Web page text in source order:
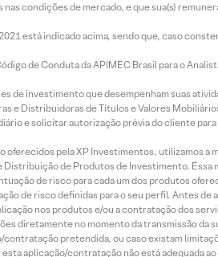
condições de mercado, e que sua(s)
está indicado acima, sendo que, caso
de Conduta da APIMEC Brasil para o
investimento que desempenham suas
e Distribuidoras de Títulos e Valores
e solicitar autorização prévia do cliente
pela XP Investimentos, utilizamos a
de Produtos de Investimento.
de risco para cada um dos produtos
de risco definidas para o seu perfil. Antes
nos produtos e/ou a contratação dos
diretamente no momento da transmissão da
pretendida, ou caso existam
aplicação/contratação não está adequada